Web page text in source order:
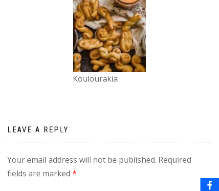
Koulourakia
LEAVE A REPLY
Your email address will not be published. Required
fields are marked *